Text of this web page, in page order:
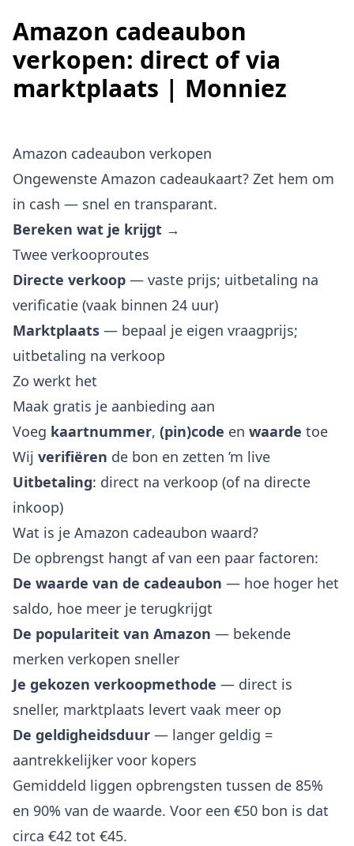
Amazon cadeaubon
verkopen: direct of via
marktplaats | Monniez
Amazon cadeaubon verkopen
Ongewenste Amazon cadeaukaart? Zet hem om
in cash — snel en transparant.
Bereken wat je krijgt →
Twee verkooproutes
Directe verkoop — vaste prijs; uitbetaling na
verificatie (vaak binnen 24 uur)
Marktplaats — bepaal je eigen vraagprijs;
uitbetaling na verkoop
Zo werkt het
Maak gratis je aanbieding aan
Voeg kaartnummer, (pin)code en waarde toe
Wij verifiëren de bon en zetten ’m live
Uitbetaling: direct na verkoop (of na directe
inkoop)
Wat is je Amazon cadeaubon waard?
De opbrengst hangt af van een paar factoren:
De waarde van de cadeaubon — hoe hoger het
saldo, hoe meer je terugkrijgt
De populariteit van Amazon — bekende
merken verkopen sneller
Je gekozen verkoopmethode — direct is
sneller, marktplaats levert vaak meer op
De geldigheidsduur — langer geldig =
aantrekkelijker voor kopers
Gemiddeld liggen opbrengsten tussen de 85%
en 90% van de waarde. Voor een €50 bon is dat
circa €42 tot €45.